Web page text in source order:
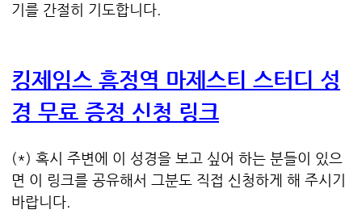
기를 간절히 기도합니다.
킹제임스 흠정역 마제스티 스터디 성
경 무료 증정 신청 링크
(*) 혹시 주변에 이 성경을 보고 싶어 하는 분들이 있으
면 이 링크를 공유해서 그분도 직접 신청하게 해 주시기
바랍니다.